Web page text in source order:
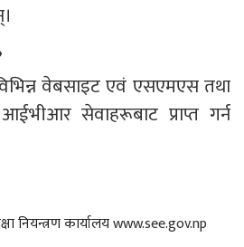
वेबसाइट एवं एसएमएस तथा
सेवाहरूबाट प्राप्त गर्न
नियन्त्रण कार्यालयwww.see.gov.np